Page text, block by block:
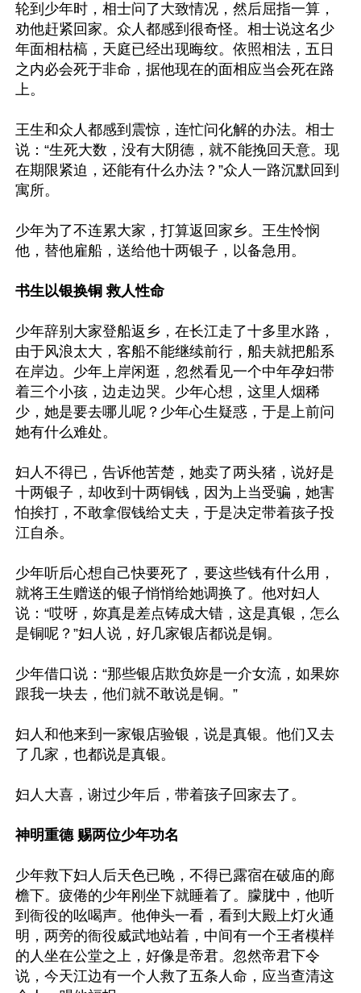
轮到少年时，相士问了大致情况，然后屈指一算，
劝他赶紧回家。众人都感到很奇怪。相士说这名少
年面相枯槁，天庭已经出现晦纹。依照相法，五日
之内必会死于非命，据他现在的面相应当会死在路
上。
王生和众人都感到震惊，连忙问化解的办法。相士
说：“生死大数，没有大阴德，就不能挽回天意。现
在期限紧迫，还能有什么办法？”众人一路沉默回到
寓所。
少年为了不连累大家，打算返回家乡。王生怜悯
他，替他雇船，送给他十两银子，以备急用。
书生以银换铜 救人性命
少年辞别大家登船返乡，在长江走了十多里水路，
由于风浪太大，客船不能继续前行，船夫就把船系
在岸边。少年上岸闲逛，忽然看见一个中年孕妇带
着三个小孩，边走边哭。少年心想，这里人烟稀
少，她是要去哪儿呢？少年心生疑惑，于是上前问
她有什么难处。
妇人不得已，告诉他苦楚，她卖了两头猪，说好是
十两银子，却收到十两铜钱，因为上当受骗，她害
怕挨打，不敢拿假钱给丈夫，于是决定带着孩子投
江自杀。
少年听后心想自己快要死了，要这些钱有什么用，
就将王生赠送的银子悄悄给她调换了。他对妇人
说：“哎呀，妳真是差点铸成大错，这是真银，怎么
是铜呢？”妇人说，好几家银店都说是铜。
少年借口说：“那些银店欺负妳是一介女流，如果妳
跟我一块去，他们就不敢说是铜。”
妇人和他来到一家银店验银，说是真银。他们又去
了几家，也都说是真银。
妇人大喜，谢过少年后，带着孩子回家去了。
神明重德 赐两位少年功名
少年救下妇人后天色已晚，不得已露宿在破庙的廊
檐下。疲倦的少年刚坐下就睡着了。朦胧中，他听
到衙役的吆喝声。他伸头一看，看到大殿上灯火通
明，两旁的衙役威武地站着，中间有一个王者模样
的人坐在公堂之上，好像是帝君。忽然帝君下令
说，今天江边有一个人救了五条人命，应当查清这